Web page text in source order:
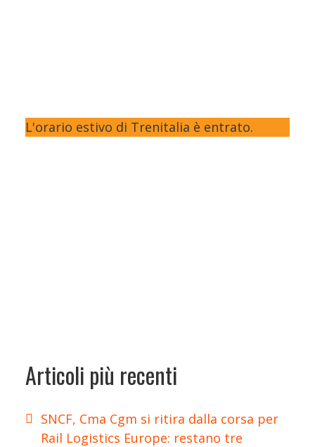
L'orario estivo di Trenitalia è entrato.
Articoli più recenti
SNCF, Cma Cgm si ritira dalla corsa per
Rail Logistics Europe: restano tre